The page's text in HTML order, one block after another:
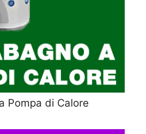
Pompa di Calore